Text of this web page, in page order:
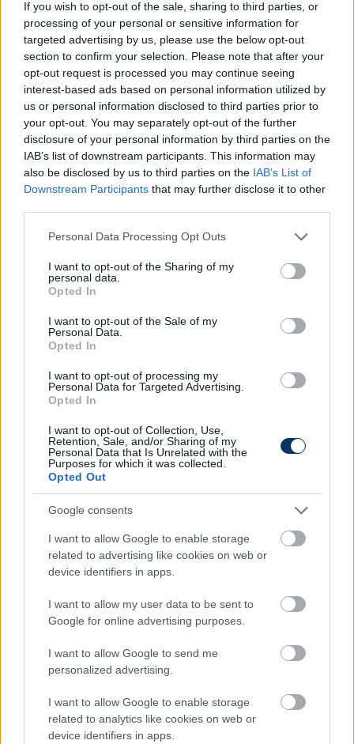
If you wish to opt-out of the sale, sharing to third parties, or
processing of your personal or sensitive information for
targeted advertising by us, please use the below opt-out
section to confirm your selection. Please note that after your
opt-out request is processed you may continue seeing
interest-based ads based on personal information utilized by
us or personal information disclosed to third parties prior to
your opt-out. You may separately opt-out of the further
disclosure of your personal information by third parties on the
IAB’s list of downstream participants. This information may
also be disclosed by us to third parties on the IAB’s List of
Downstream Participants that may further disclose it to other
Please note that this website/app uses one or more Google
not limited to your visit or usage behaviour. You may click to
grant or deny consent to Google and its third-party tags to
use your data for below specified purposes in below Google
consent section.
Personal Data Processing Opt Outs
I want to opt-out of the Sharing of my
personal data.
Opted In
I want to opt-out of the Sale of my
Personal Data.
Opted In
I want to opt-out of processing my
Personal Data for Targeted Advertising.
Opted In
I want to opt-out of Collection, Use,
Retention, Sale, and/or Sharing of my
Personal Data that Is Unrelated with the
Purposes for which it was collected.
Opted Out
Google consents
I want to allow Google to enable storage
related to advertising like cookies on web or
device identifiers in apps.
I want to allow my user data to be sent to
Google for online advertising purposes.
I want to allow Google to send me
personalized advertising.
I want to allow Google to enable storage
related to analytics like cookies on web or
device identifiers in apps.
vagy bármiről is van szó.
Én ezt igazából úgy tudtam meg, hogy
kaptam egy telefonhívást, hogy a két klub
megegyezett. Amikor egy játékos, főleg egy
csapatkapitány egy olyan információt kap,
hogy úgymond eladtak, és akkor most én
igent vagy nemet mondok, de amúgy a klub
elenged, akkor annak azért van egy jelentése
a játékos felé. És azért ez eléggé hatással
volt rám, hogy ez pontosan mit is jelent, és
esetlegesen milyen következménye lehet,
hogyha én erre nemet mondok. Nem akarok
nagyon sok mindenbe belemenni, de azért
láttunk már olyan példát akár Újpesten is,
hogyha valaki ellene ment a felsőbb
vezetésnek, akkor nem volt a legszebb jövője
már Újpesten, vagy valahogy ki akarták
csinálni...Semmi garancia nincs arra, hogy
mondjuk velem is ez történt volna. Tehát az
tovább, de az is lehet, hogy nem.
De azt is el akarom mondani, hogy semmilyen
felelősség alól nem akarok én kibújni, mert végső
döntésem is volt, de azért ezek a dolgok eléggé
közrejátszottak. És ezek olyan dolgok, amikről nem
sok mindenki tud, és nem sok mindenki volt
tudatában ennek az egésznek. Emellett én tényleg
minden kritikát megértettem újpesti oldalról, főleg
az egésszel kapcsolatban. Azt is hozzá kell tennem,
hogy nekem mindig is az volt az álmom és a célom,
hogy külföldön tudjak focizni, és kérdés nélkül az
volt, hogy ezt Újpestről tudjam majd megtenni, és
hogy olyan dolgokat tudjak elérni Újpesten, ami akár